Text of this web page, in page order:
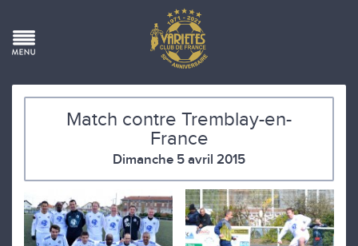
Match contre Tremblay-en-
France
Dimanche 5 avril 2015